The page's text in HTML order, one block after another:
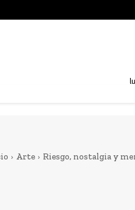
Arte Riesgo, nostalgia y